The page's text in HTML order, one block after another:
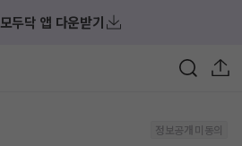
모두닥 앱 다운받기
정보공개 미동의